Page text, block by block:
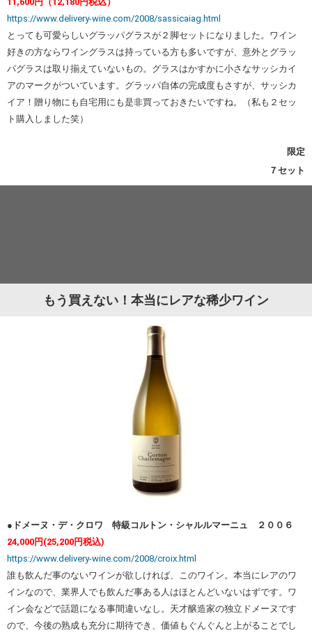
https://www.delivery-wine.com/2008/sassicaiag.html
とっても可愛らしいグラッパグラスが２脚セットになりました。ワイン
好きの方ならワイングラスは持っている方も多いですが、意外とグラッ
パグラスは取り揃えていないもの。グラスはかすかに小さなサッシカイ
アのマークがついています。グラッパ自体の完成度もさすが、サッシカ
イア！贈り物にも自宅用にも是非買っておきたいですね。（私も２セッ
ト購入しました笑）
限定
７セット
もう買えない！本当にレアな稀少ワイン
●ドメーヌ・デ・クロワ 特級コルトン・シャルルマーニュ ２００６
24,000円(25,200円税込)
https://www.delivery-wine.com/2008/croix.html
誰も飲んだ事のないワインが欲しければ、このワイン。本当にレアのワ
インなので、業界人でも飲んだ事ある人はほとんどいないはずです。ワ
イン会などで話題になる事間違いなし。天才醸造家の独立ドメーヌです
ので、今後の熟成も充分に期待でき、価値もぐんぐんと上がることでし